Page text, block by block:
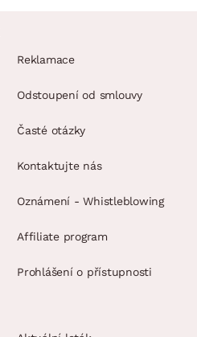
Reklamace
Odstoupení od smlouvy
Časté otázky
Kontaktujte nás
Oznámení - Whistleblowing
Affiliate program
Prohlášení o přístupnosti